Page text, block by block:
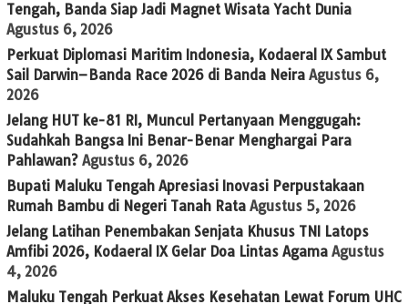
Tengah, Banda Siap Jadi Magnet Wisata Yacht Dunia
Agustus 6, 2026
Perkuat Diplomasi Maritim Indonesia, Kodaeral IX Sambut
Sail Darwin–Banda Race 2026 di Banda Neira Agustus 6,
2026
Jelang HUT ke-81 RI, Muncul Pertanyaan Menggugah:
Sudahkah Bangsa Ini Benar-Benar Menghargai Para
Pahlawan? Agustus 6, 2026
Bupati Maluku Tengah Apresiasi Inovasi Perpustakaan
Rumah Bambu di Negeri Tanah Rata Agustus 5, 2026
Jelang Latihan Penembakan Senjata Khusus TNI Latops
Amfibi 2026, Kodaeral IX Gelar Doa Lintas Agama Agustus
4, 2026
Maluku Tengah Perkuat Akses Kesehatan Lewat Forum UHC